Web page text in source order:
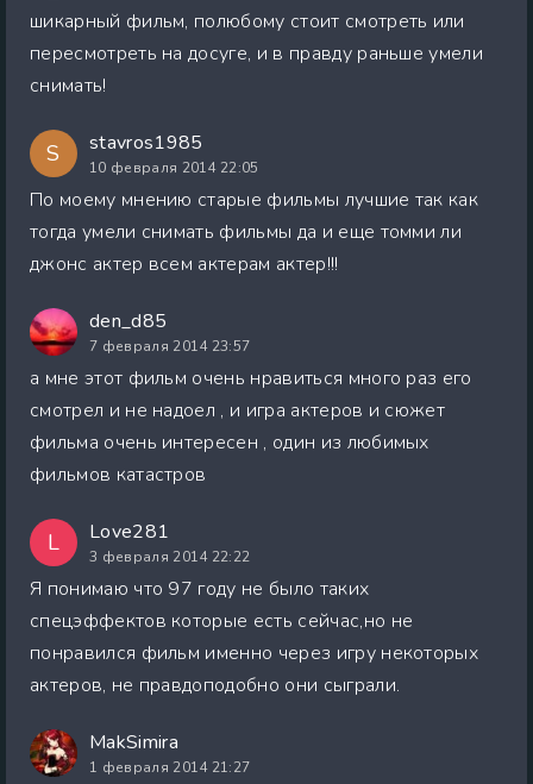
шикарный фильм, полюбому стоит смотреть или
пересмотреть на досуге, и в правду раньше умели
снимать!
S stavros1985
10 февраля 2014 22:05
По моему мнению старые фильмы лучшие так как
тогда умели снимать фильмы да и еще томми ли
джонс актер всем актерам актер!!!
den_d85
7 февраля 2014 23:57
а мне этот фильм очень нравиться много раз его
смотрел и не надоел , и игра актеров и сюжет
фильма очень интересен , один из любимых
фильмов катастров
L Love281
3 февраля 2014 22:22
Я понимаю что 97 году не было таких
спецэффектов которые есть сейчас,но не
понравился фильм именно через игру некоторых
актеров, не правдоподобно они сыграли.
MakSimira
1 февраля 2014 21:27